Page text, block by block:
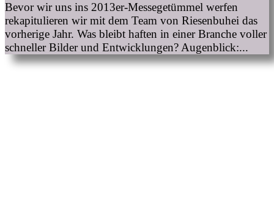
Bevor wir uns ins 2013er-Messegetümmel werfen
rekapitulieren wir mit dem Team von Riesenbuhei das
vorherige Jahr. Was bleibt haften in einer Branche voller
schneller Bilder und Entwicklungen? Augenblick:...